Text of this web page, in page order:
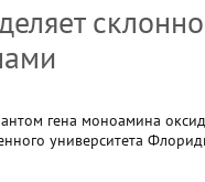
гена моноамина
университета